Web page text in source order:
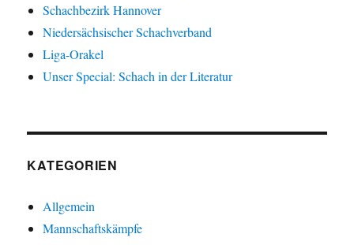
Schachbezirk Hannover
Niedersächsischer Schachverband
Liga-Orakel
Unser Special: Schach in der Literatur
KATEGORIEN
Allgemein
Mannschaftskämpfe